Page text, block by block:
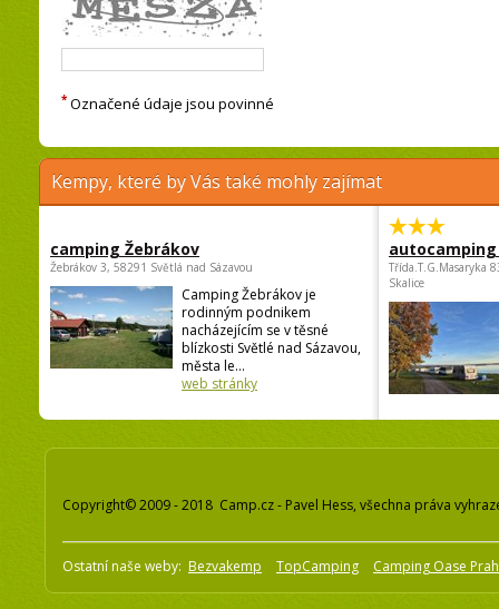
* Označené údaje jsou povinné
Kempy, které by Vás také mohly zajímat
camping Žebrákov
Žebrákov 3, 58291 Světlá nad Sázavou
Camping Žebrákov je
rodinným podnikem
nacházejícím se v těsné
blízkosti Světlé nad Sázavou,
města le...
web stránky
autocamping
Třída.T.G.Masaryka
Skalice
Copyright© 2009 - 2018 Camp.cz - Pavel Hess, všechna práva
Ostatní naše weby: Bezvakemp TopCamping Camping Oase